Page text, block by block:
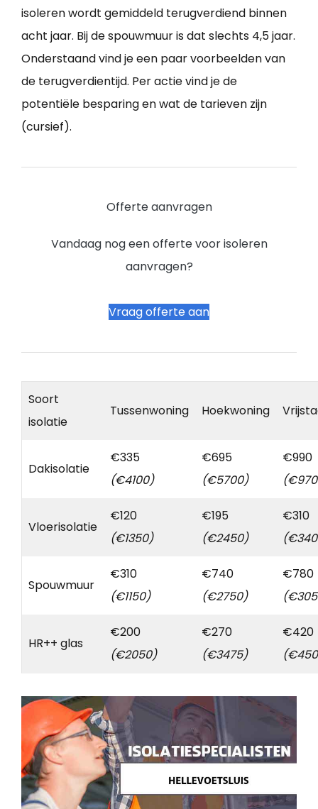
isoleren wordt gemiddeld terugverdiend binnen
acht jaar. Bij de spouwmuur is dat slechts 4,5 jaar.
Onderstaand vind je een paar voorbeelden van
de terugverdientijd. Per actie vind je de
potentiële besparing en wat de tarieven zijn
(cursief).
Offerte aanvragen
Vandaag nog een offerte voor isoleren
aanvragen?
Vraag offerte aan
Soort
isolatie
Tussenwoning Hoekwoning
Dakisolatie
€335
(€4100)
€695
(€5700)
€990
Vloerisolatie
€120
(€1350)
€195
(€2450)
€310
Spouwmuur
€310
(€1150)
€740
(€2750)
€780
HR++ glas
€200
(€2050)
€270
(€3475)
€420